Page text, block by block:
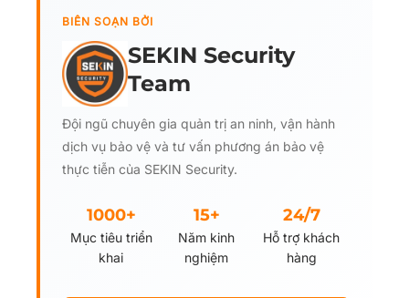
BIÊN SOẠN BỞI
SEKIN Security
Team
Đội ngũ chuyên gia quản trị an ninh, vận hành
dịch vụ bảo vệ và tư vấn phương án bảo vệ
thực tiễn của SEKIN Security.
1000+
Mục tiêu triển
khai
15+
Năm kinh
nghiệm
24/7
Hỗ trợ khách
hàng